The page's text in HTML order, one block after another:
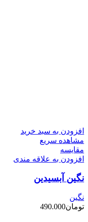
افزودن به سبد خرید
مشاهده سریع
مقایسه
افزودن به علاقه مندی
نگین آبسیدین
نگین
تومان490.000